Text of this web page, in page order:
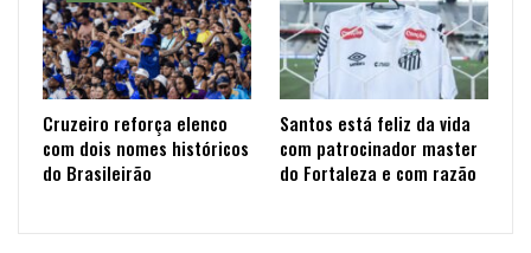
Cruzeiro reforça elenco
com dois nomes históricos
do Brasileirão
Santos está feliz da vida
com patrocinador master
do Fortaleza e com razão